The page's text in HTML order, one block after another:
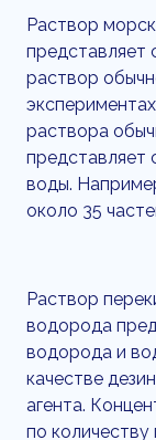
Раствор
представляет
раствор
раствора
представляет
воды.
около 35
Раствор
водорода
водорода и
качестве
агента.
по